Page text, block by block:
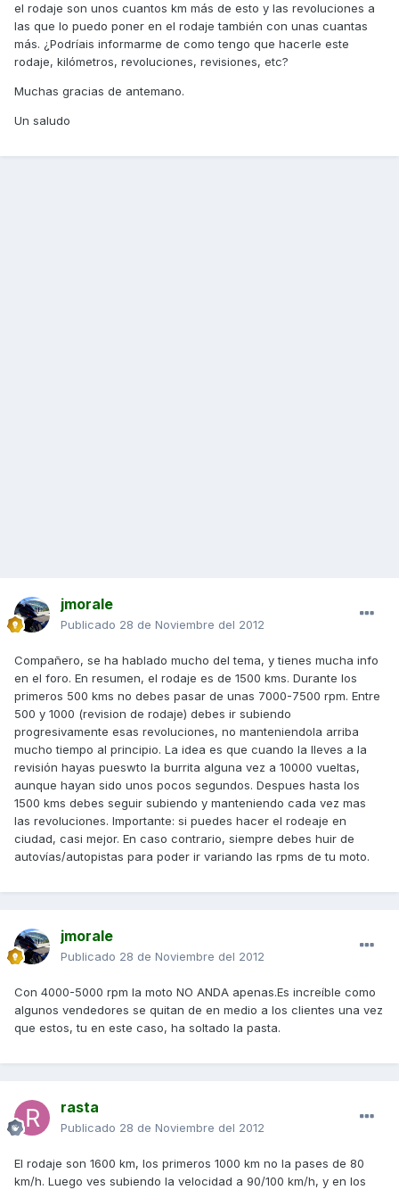
el rodaje son unos cuantos km más de esto y las revoluciones a
las que lo puedo poner en el rodaje también con unas cuantas
más. ¿Podríais informarme de como tengo que hacerle este
rodaje, kilómetros, revoluciones, revisiones, etc?
Muchas gracias de antemano.
Un saludo
jmorale
Publicado 28 de Noviembre del 2012
Compañero, se ha hablado mucho del tema, y tienes mucha info
en el foro. En resumen, el rodaje es de 1500 kms. Durante los
primeros 500 kms no debes pasar de unas 7000-7500 rpm. Entre
500 y 1000 (revision de rodaje) debes ir subiendo
progresivamente esas revoluciones, no manteniendola arriba
mucho tiempo al principio. La idea es que cuando la lleves a la
revisión hayas pueswto la burrita alguna vez a 10000 vueltas,
aunque hayan sido unos pocos segundos. Despues hasta los
1500 kms debes seguir subiendo y manteniendo cada vez mas
las revoluciones. Importante: si puedes hacer el rodeaje en
ciudad, casi mejor. En caso contrario, siempre debes huir de
autovías/autopistas para poder ir variando las rpms de tu moto.
jmorale
Publicado 28 de Noviembre del 2012
Con 4000-5000 rpm la moto NO ANDA apenas.Es increíble como
algunos vendedores se quitan de en medio a los clientes una vez
que estos, tu en este caso, ha soltado la pasta.
rasta
Publicado 28 de Noviembre del 2012
El rodaje son 1600 km, los primeros 1000 km no la pases de 80
km/h. Luego ves subiendo la velocidad a 90/100 km/h, y en los